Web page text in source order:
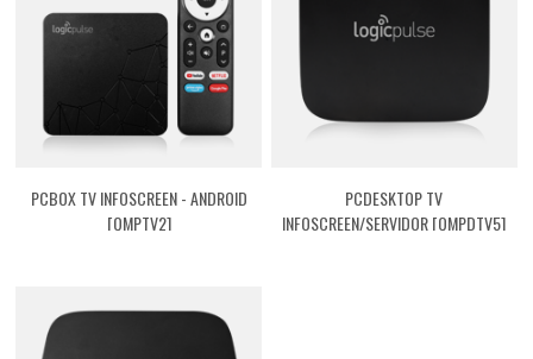
PCBOX TV INFOSCREEN - ANDROID
[QMPTV2]
PCDESKTOP TV
INFOSCREEN/SERVIDOR [QMPDTV5]